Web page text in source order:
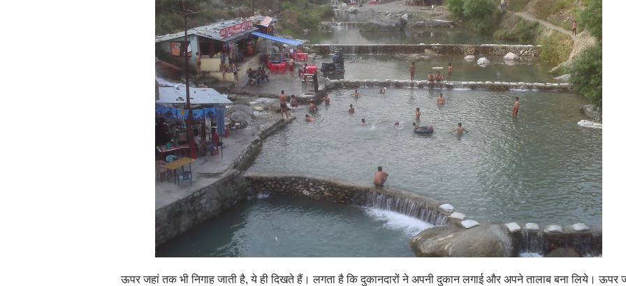
ऊपर जहां तक भी निगाह जाती है, ये ही दिखते हैं। लगता है कि दुकानदारों ने अपनी दुकान लगाई और अपने तालाब बना लिये। ऊपर